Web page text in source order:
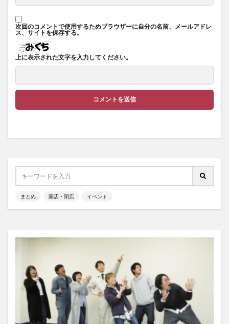
次回のコメントで使用するためブラウザーに自分の名前、メールアドレ
ス、サイトを保存する。
上に表示された文字を入力してください。
まとめ 開店・閉店 イベント